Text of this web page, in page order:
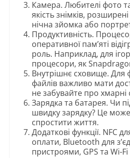
Камера. Любителі фото
якість знімків,
нічна зйомка або
Продуктивність.
оперативної пам’яті
роль. Наприклад, для
процесори, як
Внутрішнє сховище. Для
файлів важливо мати
не забувайте про хмарні
Зарядка та батарея. Чи
швидку зарядку? Це
спростити життя.
Додаткові функції. NFC
оплати, Bluetooth для
пристроями, GPS та Wi-